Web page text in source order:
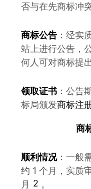
否与在先商标冲
商标公告 ：经实
站上进行公告，
何人可对商标提
领取证书 ：公告
标局颁发商标注
商
顺利情况：一般
约 1 个月，实质
月 2 。